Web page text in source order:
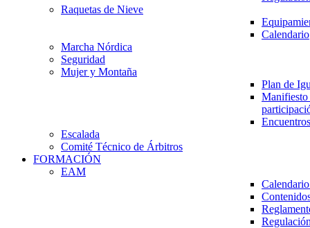
Raquetas de Nieve
Calendario
Marcha Nórdica
Seguridad
Mujer y Montaña
Plan de
Escalada
Comité Técnico de Árbitros
FORMACIÓN
EAM